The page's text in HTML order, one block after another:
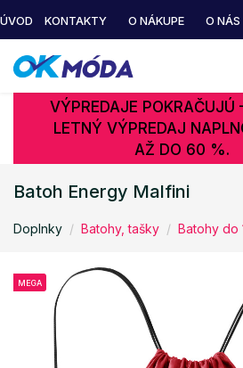
ÚVOD KONTAKTY O NÁKUPE O NÁS
VÝPREDAJE POKRAČUJÚ
LETNÝ VÝPREDAJ
AŽ DO 60 %.
Batoh Energy Malfini
Doplnky Batohy, tašky Batohy do
MEGA